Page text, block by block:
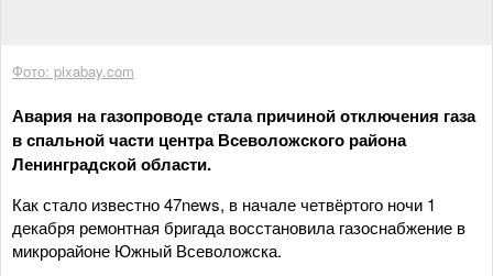
Фото: pixabay.com
Авария на газопроводе стала причиной отключения газа
в спальной части центра Всеволожского района
Ленинградской области.
Как стало известно 47news, в начале четвёртого ночи 1
декабря ремонтная бригада восстановила газоснабжение в
микрорайоне Южный Всеволожска.